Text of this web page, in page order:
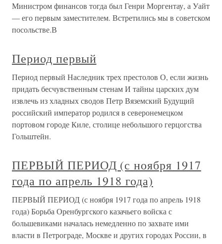
Министром финансов тогда был Генри Моргентау, а Уайт
— его первым заместителем. Встретились мы в советском
посольстве.В
Период первый
Период первый Наследник трех престолов О, если жизнь
придать бесчувственным стенам И тайны царских дум
извлечь из хладных сводов Петр Вяземский Будущий
российский император родился в северонемецком
портовом городе Киле, столице небольшого герцогства
Гольштейн.
ПЕРВЫЙ ПЕРИОД (с ноября 1917
года по апрель 1918 года)
ПЕРВЫЙ ПЕРИОД (с ноября 1917 года по апрель 1918
года) Борьба Оренбургского казачьего войска с
большевиками началась немедленно по захвате ими
власти в Петрограде, Москве и других городах России, в